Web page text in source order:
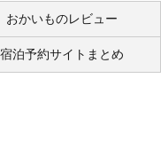
おかいものレビュー
宿泊予約サイトまとめ